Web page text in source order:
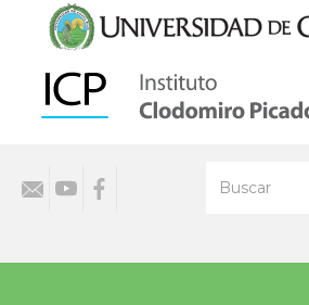
contenido
principal
your